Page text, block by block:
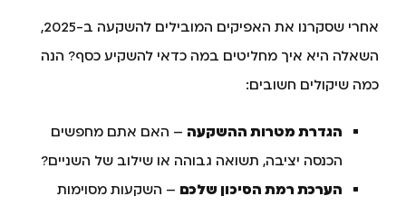
אחרי שסקרנו את האפיקים המובילים להשקעה ב-2025,
השאלה היא איך מחליטים במה כדאי להשקיע כסף? הנה
כמה שיקולים חשובים:
הגדרת מטרות ההשקעה – האם אתם מחפשים
הכנסה יציבה, תשואה גבוהה או שילוב של השניים?
הערכת רמת הסיכון שלכם – השקעות מסוימות